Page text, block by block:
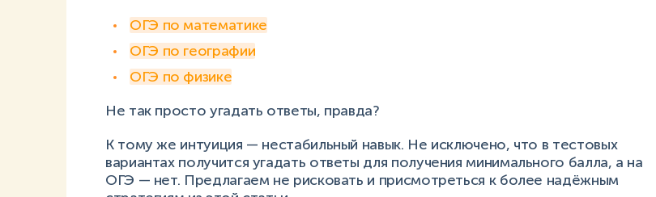
ОГЭ по математике
ОГЭ по географии
ОГЭ по физике
Не так просто угадать ответы, правда?
К тому же интуиция — нестабильный навык. Не исключено, что в тестовых
вариантах получится угадать ответы для получения минимального балла, а на
ОГЭ — нет. Предлагаем не рисковать и присмотреться к более надёжным